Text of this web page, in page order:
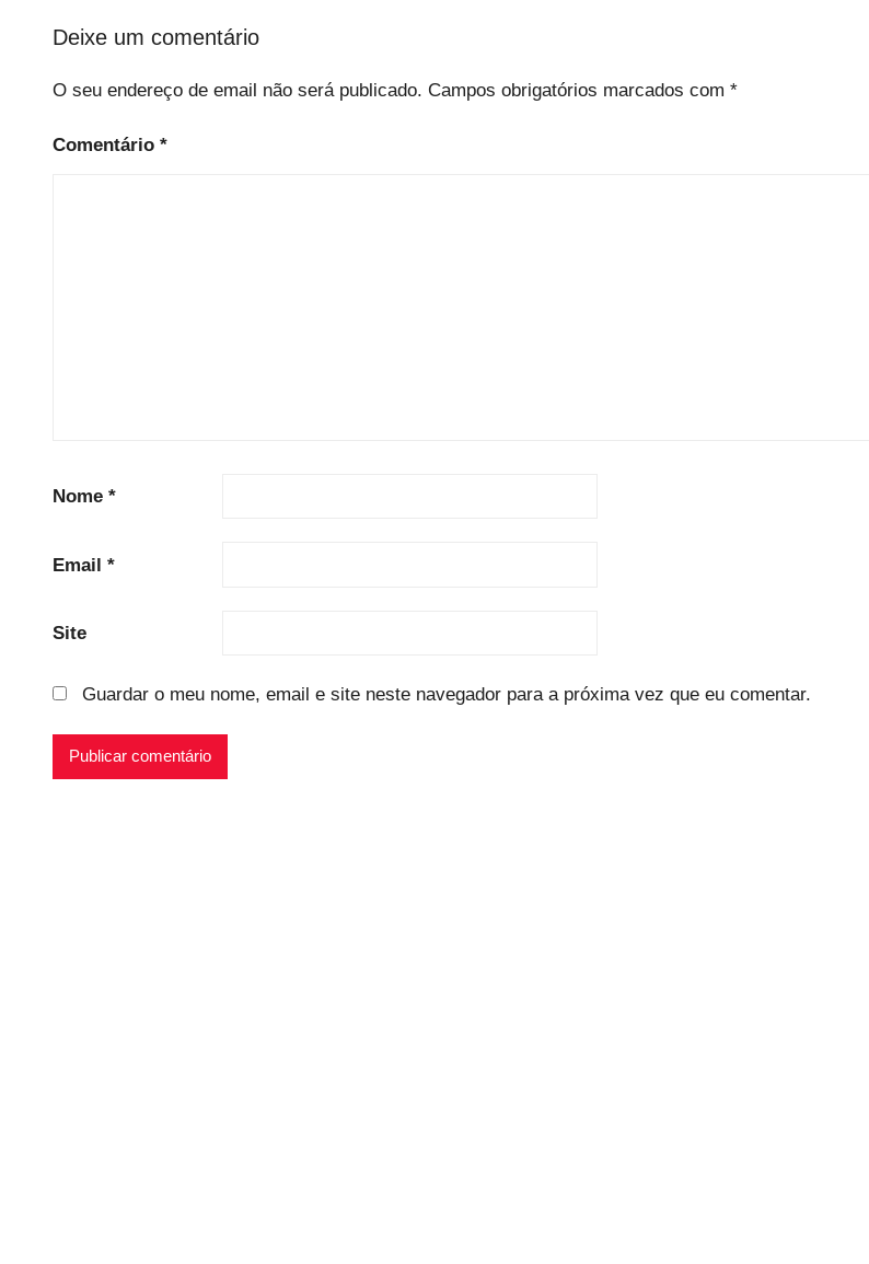
Deixe um comentário
O seu endereço de email não será publicado. Campos obrigatórios marcados com *
Comentário *
Nome *
Email *
Site
Guardar o meu nome, email e site neste navegador para a próxima vez que eu comentar.